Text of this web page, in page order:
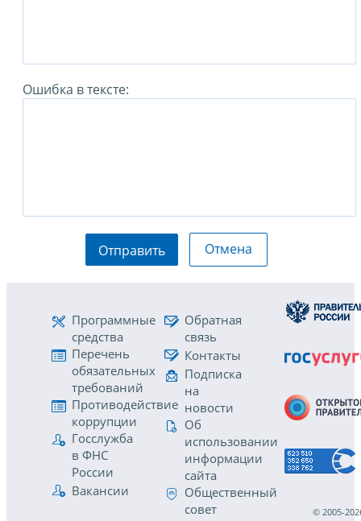
Ошибка в тексте:
Отправить Отмена
Программные
средства
Перечень
обязательных
требований
Противодействие
коррупции
Госслужба
в ФНС
России
Вакансии
Обратная
связь
Контакты
Подписка
на
новости
Об
использовании
информации
сайта
Общественный
совет
© 2005-